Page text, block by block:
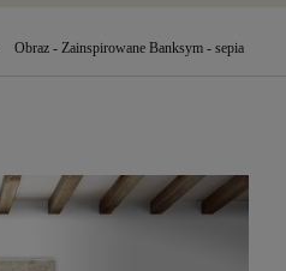
Obraz - Zainspirowane Banksym - sepia